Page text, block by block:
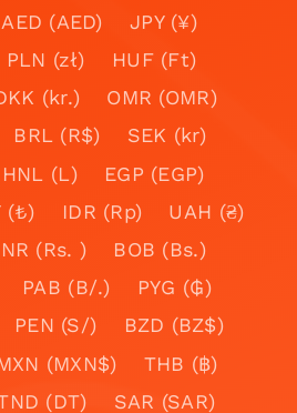
AED (AED)
JPY (¥)
PLN (zł)
HUF (Ft)
(kr.)
OMR (OMR)
BRL (R$)
SEK (kr)
HNL (L)
EGP (EGP)
(₺) IDR (Rp)
UAH (₴)
(Rs. )
BOB (Bs.)
PAB (B/.)
PYG (₲)
PEN (S/)
BZD (BZ$)
(MXN$)
THB (฿)
(DT)
SAR (SAR)